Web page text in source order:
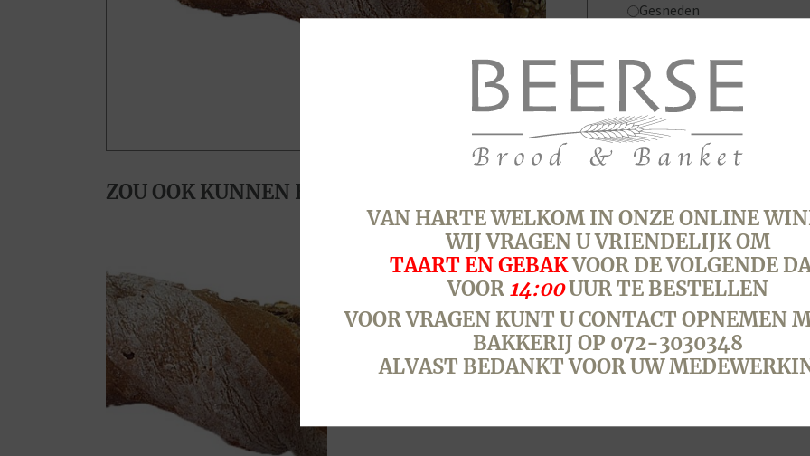
Gesneden
Wit
Tarwe
Spelt
aantal
bruin,hard
ZOU OOK KUNNEN HOUDEN VAN …
VAN HARTE WELKOM IN ONZE ONLINE
WIJ VRAGEN U VRIENDELIJK OM
TAART EN GEBAKVOOR DE VOLGENDE
VOOR 14:00UUR TE BESTELLEN
VOOR VRAGEN KUNT U CONTACT OPNEMEN
BAKKERIJ OP 072-3030348
ALVAST BEDANKT VOOR UW